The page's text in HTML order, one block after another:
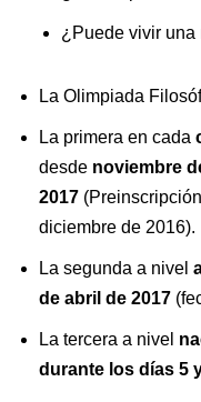
¿Puede vivir una
La Olimpiada
La primera en cada
desde noviembre
2017
diciembre de 2016).
La segunda a nivel
de abril de 2017
La tercera a nivel
durante los días 5